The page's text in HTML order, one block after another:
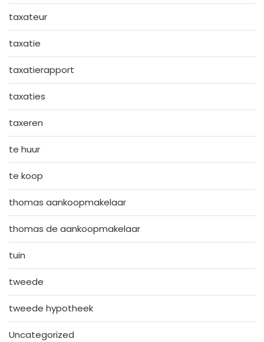
taxateur
taxatie
taxatierapport
taxaties
taxeren
te huur
te koop
thomas aankoopmakelaar
thomas de aankoopmakelaar
tuin
tweede
tweede hypotheek
Uncategorized